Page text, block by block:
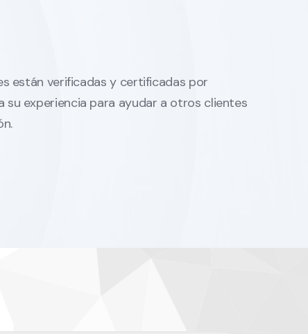
están verificadas y certificadas por
su experiencia para ayudar a otros clientes